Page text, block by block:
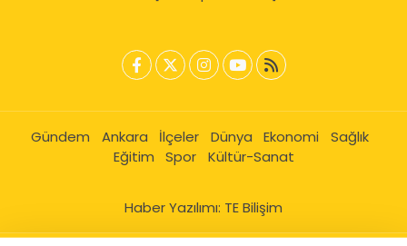
Gündem Ankara İlçeler Dünya Ekonomi
Sağlık
Eğitim
Spor Kültür-Sanat
Haber Yazılımı: TE Bilişim